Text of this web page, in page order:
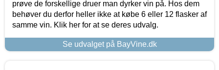
prøve de forskellige druer man dyrker vin på. Hos dem
behøver du derfor heller ikke at købe 6 eller 12 flasker af
samme vin. Klik her for at se deres udvalg.
Se udvalget på BayVine.dk